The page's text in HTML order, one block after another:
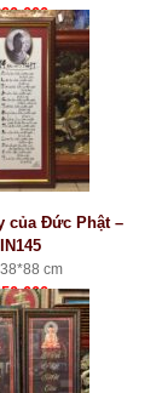
của Đức Phật –
IN145
cm